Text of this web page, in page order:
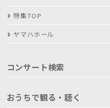
特集TOP
ヤマハホール
コンサート検索
おうちで観る・聴く